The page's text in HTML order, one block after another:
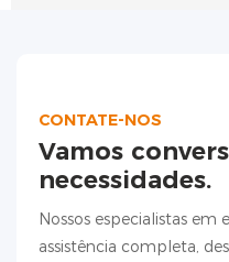
CONTATE-NOS
Vamos
necessidades.
Nossos especialistas
assistência completa,